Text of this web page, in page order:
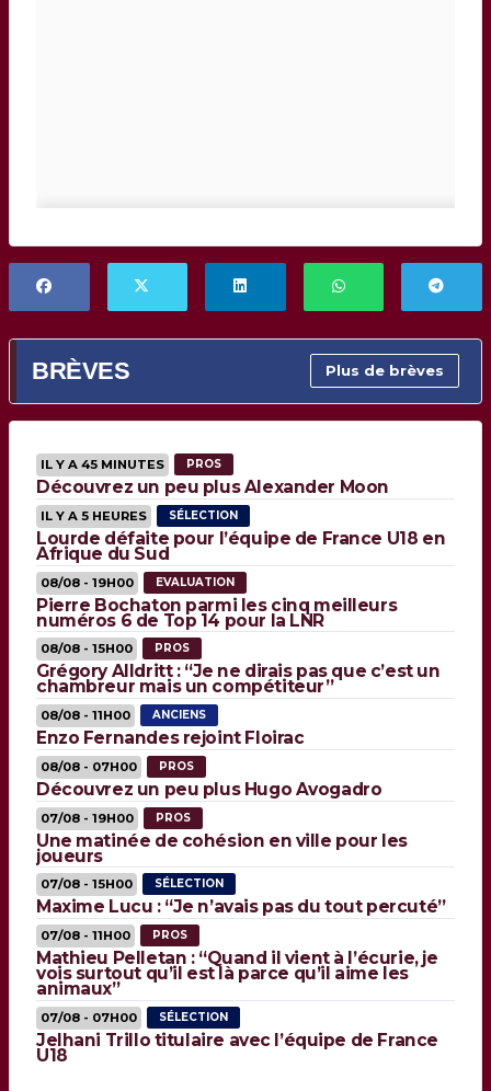
BRÈVES Plus de brèves
IL Y A 45 MINUTES PROS
Découvrez un peu plus Alexander Moon
IL Y A 5 HEURES SÉLECTION
Lourde défaite pour l’équipe de France U18 en
Afrique du Sud
08/08 - 19H00 EVALUATION
Pierre Bochaton parmi les cinq meilleurs
numéros 6 de Top 14 pour la LNR
08/08 - 15H00 PROS
Grégory Alldritt : “Je ne dirais pas que c’est un
chambreur mais un compétiteur”
08/08 - 11H00 ANCIENS
Enzo Fernandes rejoint Floirac
08/08 - 07H00 PROS
Découvrez un peu plus Hugo Avogadro
07/08 - 19H00 PROS
Une matinée de cohésion en ville pour les
joueurs
07/08 - 15H00 SÉLECTION
Maxime Lucu : “Je n’avais pas du tout percuté”
07/08 - 11H00 PROS
Mathieu Pelletan : “Quand il vient à l’écurie, je
vois surtout qu’il est là parce qu’il aime les
animaux”
07/08 - 07H00 SÉLECTION
Jelhani Trillo titulaire avec l’équipe de France
U18